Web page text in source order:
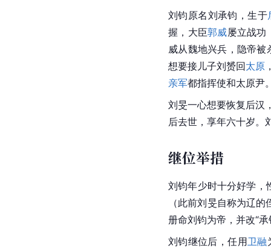
刘钧原名刘承钧，生于
握，大臣郭威屡立战功
威从魏地兴兵，隐帝被
想要接儿子刘赟回太原
亲军都指挥使和太原尹
刘旻一心想要恢复后汉
后去世，享年六十岁。
继位举措
刘钧年少时十分好学，
（此前刘旻自称为辽的
册命刘钧为帝，并改“
刘钧继位后，任用卫融